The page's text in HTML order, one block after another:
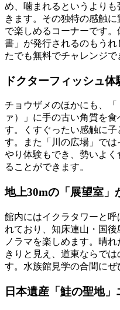
め、噛まれるというより
きます。その独特の感触
で楽しめるコーナーです
書」が発行されるのもう
たでも無料でチャレンジで
ドクターフィッシュ
チョウザメのほかにも、
ァ）」に手の古い角質を
す。くすぐったい感触に
す。また「川の広場」で
やり体験もでき、勢いよ
ることができます。
地上30mの「展望室」
館内にはイクラタワーと呼
れており、知床連山・国
ノラマを楽しめます。晴
きりと見え、道東ならで
す。水族館見学の合間にぜ
日本遺産「鮭の聖地